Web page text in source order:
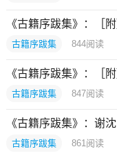
《古籍序跋集》：［
古籍序跋集 844阅读
《古籍序跋集》：［
古籍序跋集 847阅读
《古籍序跋集》：谢
古籍序跋集 861 阅读